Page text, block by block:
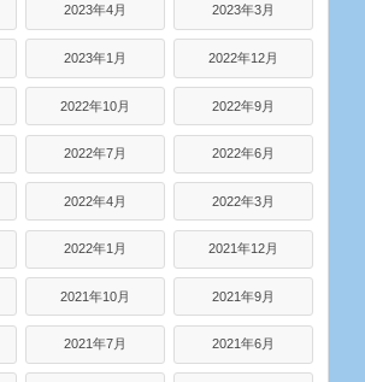
2023年4月 2023年3月
2023年1月 2022年12月
2022年10月 2022年9月
2022年7月 2022年6月
2022年4月 2022年3月
2022年1月 2021年12月
2021年10月 2021年9月
2021年7月 2021年6月